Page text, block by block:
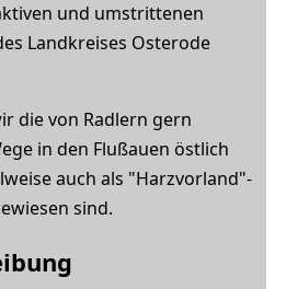
und umstrittenen
Landkreises Osterode
die von Radlern gern
in den Flußauen östlich
auch als "Harzvorland"-
sind.